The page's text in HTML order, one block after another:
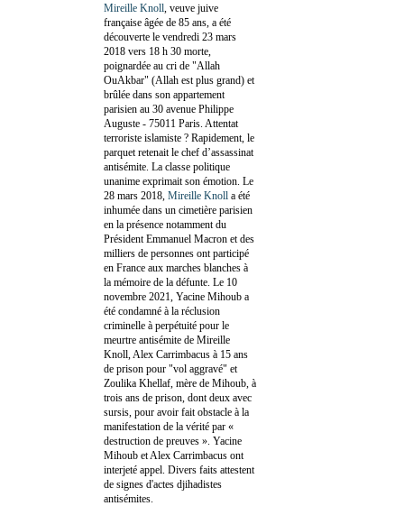
Mireille Knoll , veuve juive
française âgée de 85 ans, a été
découverte le vendredi 23 mars
2018 vers 18 h 30 morte,
poignardée au cri de "Allah
OuAkbar" (Allah est plus grand) et
brûlée dans son appartement
parisien au 30 avenue Philippe
Auguste - 75011 Paris. Attentat
terroriste islamiste ? Rapidement, le
parquet retenait le chef d’assassinat
antisémite. La classe politique
unanime exprimait son émotion. Le
28 mars 2018, Mireille Knoll a été
inhumée dans un cimetière parisien
en la présence notamment du
Président Emmanuel Macron et des
milliers de personnes ont participé
en France aux marches blanches à
la mémoire de la défunte. Le 10
novembre 2021, Yacine Mihoub a
été condamné à la réclusion
criminelle à perpétuité pour le
meurtre antisémite de Mireille
Knoll, Alex Carrimbacus à 15 ans
de prison pour "vol aggravé" et
Zoulika Khellaf, mère de Mihoub, à
trois ans de prison, dont deux avec
sursis, pour avoir fait obstacle à la
manifestation de la vérité par «
destruction de preuves ». Yacine
Mihoub et Alex Carrimbacus ont
interjeté appel. Divers faits attestent
de signes d'actes djihadistes
antisémites.